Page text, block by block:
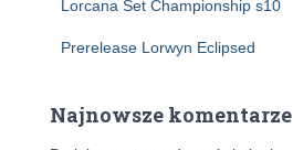
Lorcana Set Championship s10
Prerelease Lorwyn Eclipsed
Najnowsze komentarze